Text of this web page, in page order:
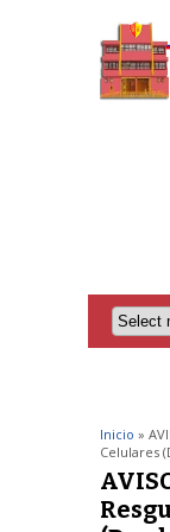
Inicio »
Celulares